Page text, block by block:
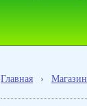
Главная › Магазин